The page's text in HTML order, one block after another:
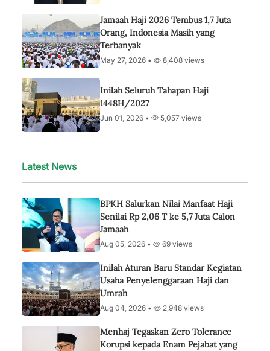
Jamaah Haji 2026 Tembus 1,7 Juta
Orang, Indonesia Masih yang
Terbanyak
May 27, 2026 • 8,408 views
Inilah Seluruh Tahapan Haji
1448H/2027
Jun 01, 2026 • 5,057 views
Latest News
BPKH Salurkan Nilai Manfaat Haji
Senilai Rp 2,06 T ke 5,7 Juta Calon
Jamaah
Aug 05, 2026 • 69 views
Inilah Aturan Baru Standar Kegiatan
Usaha Penyelenggaraan Haji dan
Umrah
Aug 04, 2026 • 2,948 views
Menhaj Tegaskan Zero Tolerance
Korupsi kepada Enam Pejabat yang